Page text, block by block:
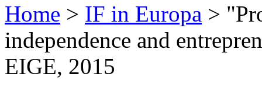
Home > IF in Europa >
independence and
EIGE, 2015